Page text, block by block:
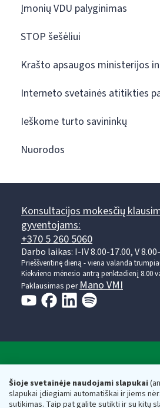
Šioje svetainėje naudojami slapukai
slapukai įdiegiami automatiškai ir jiems
sutikimas. Taip pat galite sutikti ir su kitų
Įmonių VDU palyginimas
STOP šešėliui
Krašto apsaugos ministerijos
Interneto svetainės atitikties
Ieškome turto savininkų
Nuorodos
Konsultacijos mokesčių
gyventojams:
+370 5 260 5060
Darbo laikas: I-IV 8.00-17.00, V
Prieššventinę dieną - viena valanda
Kiekvieno mėnesio antrą penktadienį 8.00
Paklausimas per Mano VMI
Respublikos finansų
Biudžetinė įstaiga. Juridinio asmens kodas